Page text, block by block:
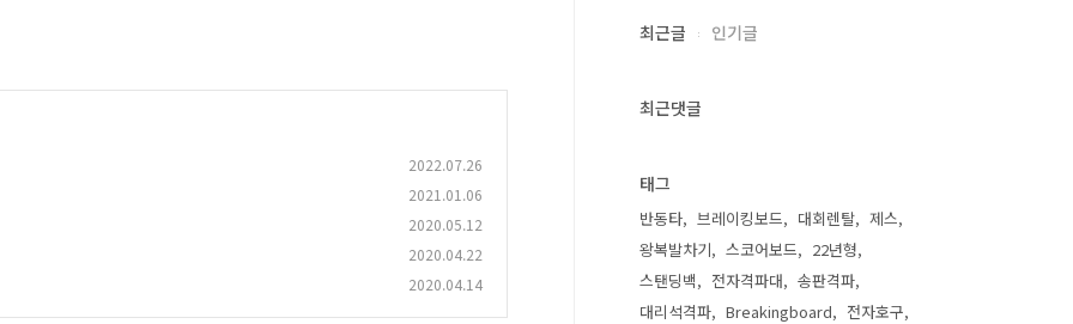
2022.07.26
2021.01.06
2020.05.12
2020.04.22
2020.04.14
최근글 인기글
최근댓글
태그
반동타 브레이킹보드 대회렌탈
제스
왕복발차기
스코어보드
22년형
스탠딩백
전자격파대
송판격파
대리석격파
Breakingboard
전자호구